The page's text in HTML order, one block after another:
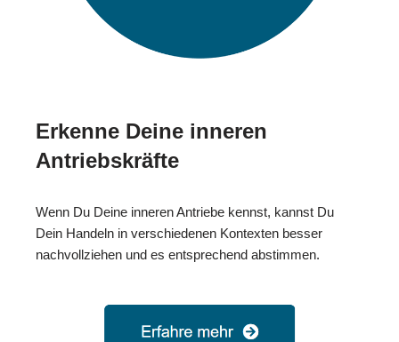
Erkenne Deine inneren
Antriebskräfte
Wenn Du Deine inneren Antriebe kennst, kannst Du
Dein Handeln in verschiedenen Kontexten besser
nachvollziehen und es entsprechend abstimmen.